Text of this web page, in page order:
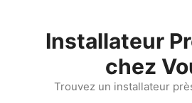
Installateur
chez
Trouvez un installateur